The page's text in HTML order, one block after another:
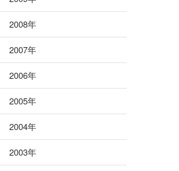
2008年
2007年
2006年
2005年
2004年
2003年